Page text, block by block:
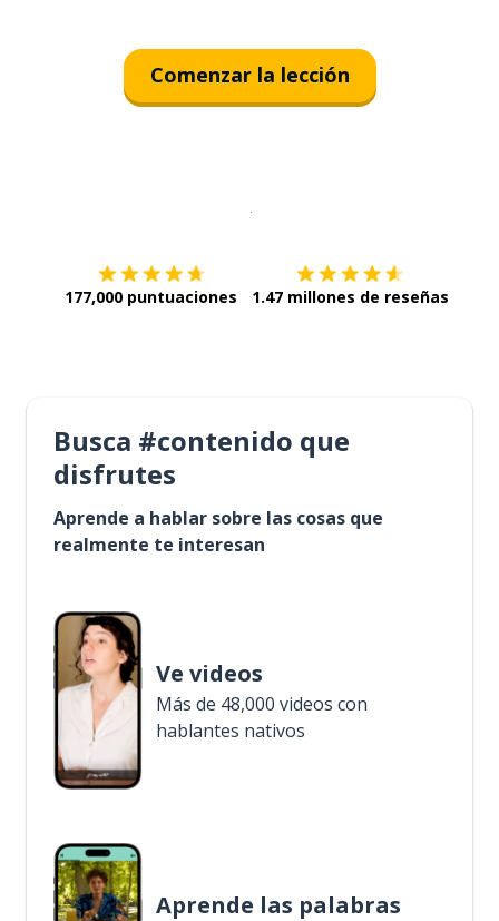
Comenzar la lección
177,000 puntuaciones 1.47 millones de reseñas
Busca #contenido que
disfrutes
Aprende a hablar sobre las cosas que
realmente te interesan
Ve videos
Más de 48,000 videos con
hablantes nativos
Aprende las palabras